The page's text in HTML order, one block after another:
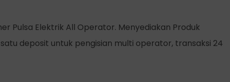
Pulsa Elektrik All Operator. Menyediakan Produk
deposit untuk pengisian multi operator, transaksi 24